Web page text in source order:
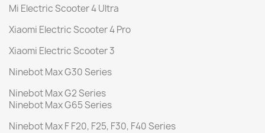
Mi Electric Scooter 4 Ultra
Xiaomi Electric Scooter 4 Pro
Xiaomi Electric Scooter 3
Ninebot Max G30 Series
Ninebot Max G2 Series
Ninebot Max G65 Series
Ninebot Max F F20, F25, F30, F40 Series